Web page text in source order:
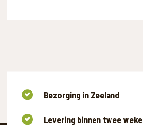
Bezorging in Zeeland
Levering binnen twee